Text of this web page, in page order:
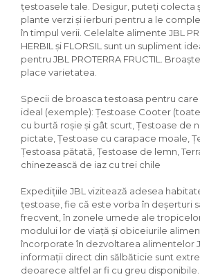
țestoasele tale. Desigur, puteți colecta
plante verzi și ierburi pentru a le
în timpul verii. Celelalte alimente JBL
HERBIL și FLORSIL sunt un supliment
pentru JBL PROTERRA FRUCTIL.
place varietatea.
Specii de broasca testoasa pentru
ideal (exemple): Țestoase Cooter
cu burtă roșie și gât scurt, Țestoase de
pictate, Țestoase cu carapace moale,
Țestoasa pătată, Țestoase de lemn,
chinezească de iaz cu trei chile
Expedițiile JBL vizitează adesea
țestoase, fie că este vorba în deșerturi
frecvent, în zonele umede ale
modului lor de viață și obiceiurile
încorporate în dezvoltarea alimentelor
informații direct din sălbăticie sunt
deoarece altfel ar fi cu greu disponibile.